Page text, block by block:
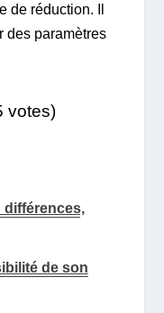
de réduction. Il
des paramètres
votes)
différences,
de son